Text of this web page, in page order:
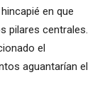
en que
pilares centrales.
el
aguantarían el